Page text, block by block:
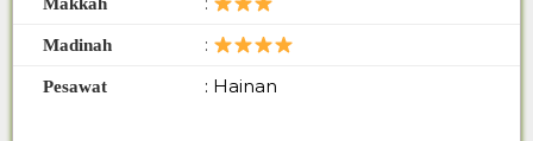
Madinah :
Pesawat : Hainan